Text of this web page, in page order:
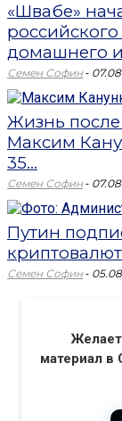
«Швабе»
домашнего
Семен Софин -
Жизнь
Максим
35...
Семен Софин -
Путин
Семен Софин -
материал в